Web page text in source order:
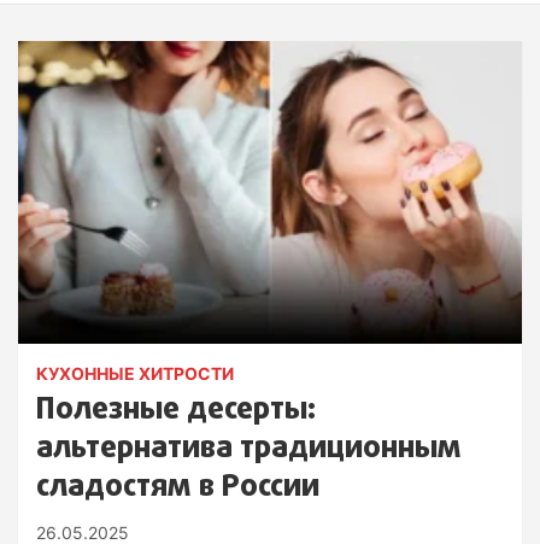
КУХОННЫЕ ХИТРОСТИ
Полезные десерты:
альтернатива традиционным
сладостям в России
26.05.2025